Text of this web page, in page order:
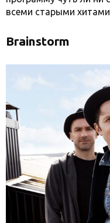
всеми старыми
Brainstorm